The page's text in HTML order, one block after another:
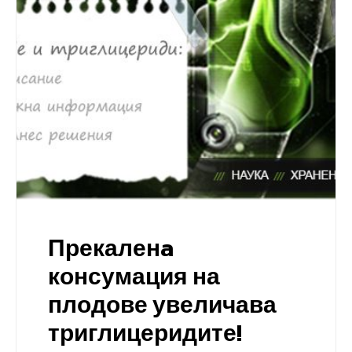
Прекаленa
консумация на
плодове увеличава
триглицеридите!